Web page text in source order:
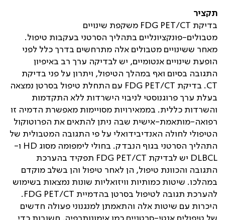
תקציר
בדיקת FDG PET/CT משקפת שינויים
מטבולים-פונקציונליים בתהליך הסרטני בעקבות טיפול.
מאחר ששינויים מטבולים אלה מתרחשים בדרך כלל לפני
הופעת שינויים אנטומיים, יש לבדיקה ערך רב באיפיון
התגובה בסיום ואף במהלך הטיפול, ויתרון על פני בדיקת
CT. בדיקת FDG PET/CT עם התחלת טיפול בסרטן נמצאה
בעלת ערך פרוגנוסטי לניבוי הישרדות ללא התקדמות
והשרדות כללית. בממאירויות מסויימות מאפשרת הדמיה זו
רפואה-מותאמת-אישית שבה ניתן להתאים את הפרוטוקול
הטיפולי לחולה האנדיבידואלי על פי התגובה המטבולית של
התהליך הסרטני בגוף הנבדק. בחולי לימפומה מסוג
ו-
DLBCL יש לבדיקת FDG PET/CT תפקיד בהערכת
התגובה והכוונת טיפול, הן לאחר טיפול והן בשלב מוקדם
במהלכו. שיטות כמותיות וויזואליות שונות נמצאות בשימוש
להערכת תגובה לטיפול בסרטן בהדמיית FDG PET/CT
.
היכרות עם שיטות אלה והתאמתן למנגנוני פעולה חדשים